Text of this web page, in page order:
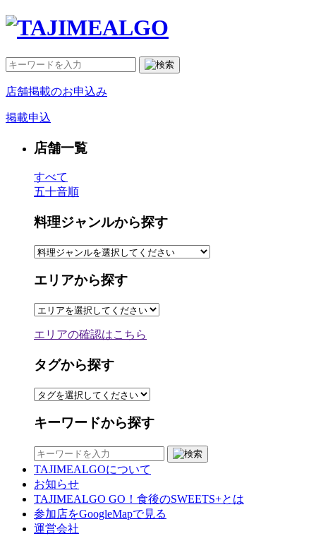
店舗掲載のお申込み
掲載申込
店舗一覧
すべて
五十音順
料理ジャンルから探す
エリアから探す
エリアの確認はこちら
タグから探す
キーワードから探す
TAJIMEALGOについて
お知らせ
TAJIMEALGO GO！食後のSWEETS+とは
参加店をGoogleMapで見る
運営会社